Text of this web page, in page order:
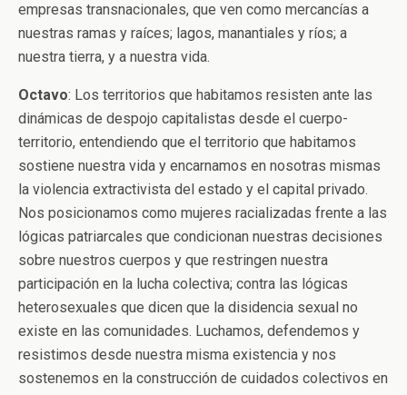
empresas transnacionales, que ven como mercancías a
nuestras ramas y raíces; lagos, manantiales y ríos; a
nuestra tierra, y a nuestra vida.
Octavo: Los territorios que habitamos resisten ante las
dinámicas de despojo capitalistas desde el cuerpo-
territorio, entendiendo que el territorio que habitamos
sostiene nuestra vida y encarnamos en nosotras mismas
la violencia extractivista del estado y el capital privado.
Nos posicionamos como mujeres racializadas frente a las
lógicas patriarcales que condicionan nuestras decisiones
sobre nuestros cuerpos y que restringen nuestra
participación en la lucha colectiva; contra las lógicas
heterosexuales que dicen que la disidencia sexual no
existe en las comunidades. Luchamos, defendemos y
resistimos desde nuestra misma existencia y nos
sostenemos en la construcción de cuidados colectivos en